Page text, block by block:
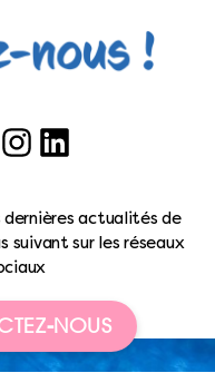
InstagramLinkedIn
dernières actualités de
suivant sur les réseaux
NOUS